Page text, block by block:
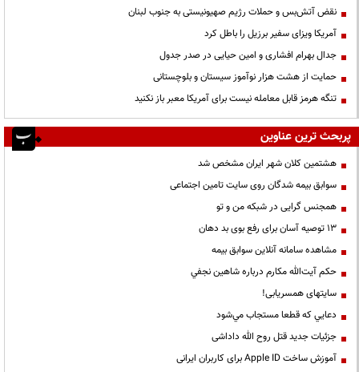
نقض آتش‌بس و حملات رژیم صهیونیستی به جنوب لبنان
آمریکا ویزای سفیر برزیل را باطل کرد
جدال بهرام افشاری و امین حیایی در صدر جدول
حمایت از هشت هزار نوآموز سیستان و بلوچستانی
تنگه هرمز قابل معامله نیست برای آمریکا معبر باز نکنید
پربحث ترین عناوین
هشتمین کلان شهر ایران مشخص شد
سوابق بیمه شدگان روی سایت تامین اجتماعی
همجنس گرایی در شبکه من و تو
13 توصیه آسان برای رفع بوی بد دهان
مشاهده سامانه آنلاين سوابق بیمه
حكم آيت‌الله مكارم درباره شاهين نجفي
سایتهای همسریابی!
دعايي كه قطعا مستجاب مي‌شود
جزئیات جدید قتل روح الله داداشی
آموزش ساخت Apple ID برای کاربران ایرانی